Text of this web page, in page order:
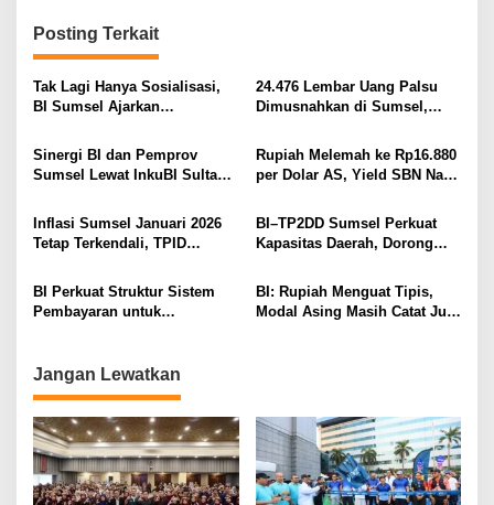
a
s
i
o
Posting Terkait
Tak Lagi Hanya Sosialisasi,
BI Sumsel Ajarkan
Perluas Layanan Penukaran
Uang
24.476 Lembar Uang Palsu
Dimusnahkan di Sumsel,
Mendominasi
Sinergi BI dan Pemprov
Sumsel Lewat InkuBI Sultan
Kelas Digital
Rupiah Melemah ke Rp16.880
per Dolar AS, Yield SBN Naik
Inflasi Sumsel Januari 2026
Tetap Terkendali, TPID
Jelang Ramadan
BI–TP2DD Sumsel Perkuat
Kapasitas Daerah, Dorong
Lewat IETPD Semester II 2025
BI Perkuat Struktur Sistem
Pembayaran untuk
BI: Rupiah Menguat Tipis,
Modal Asing Masih Catat Jual
Jangan Lewatkan